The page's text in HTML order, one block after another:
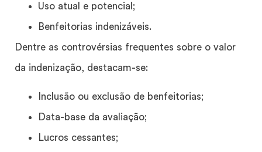
Uso atual e potencial;
Benfeitorias indenizáveis.
Dentre as controvérsias frequentes sobre o valor
da indenização, destacam-se:
Inclusão ou exclusão de benfeitorias;
Data-base da avaliação;
Lucros cessantes;